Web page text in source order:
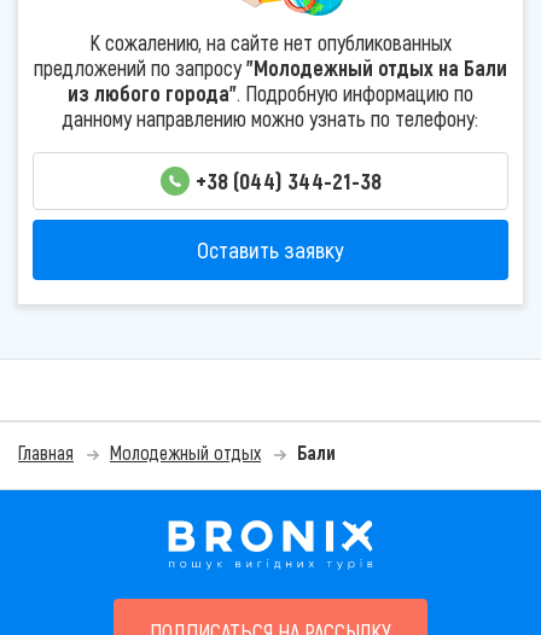
К сожалению, на сайте нет опубликованных
предложений по запросу"Молодежный отдых на Бали
из любого города". Подробную информацию по
данному направлению можно узнать по телефону:
+38 (044) 344-21-38
Оставить заявку
Главная Молодежный отдых Бали